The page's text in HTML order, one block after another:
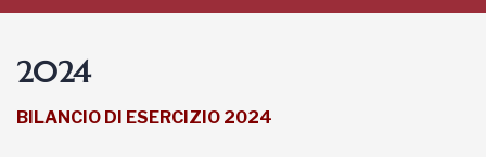
2024
BILANCIO DI ESERCIZIO 2024